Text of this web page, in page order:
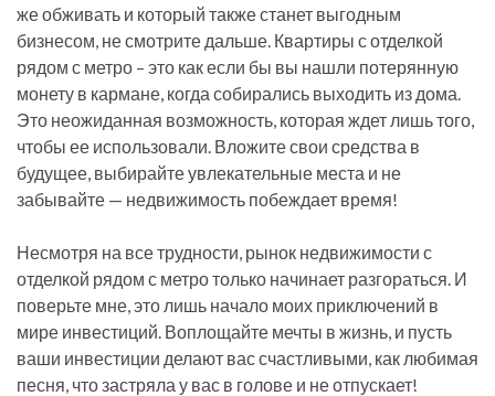
же обживать и который также станет выгодным
бизнесом, не смотрите дальше. Квартиры с отделкой
рядом с метро – это как если бы вы нашли потерянную
монету в кармане, когда собирались выходить из дома.
Это неожиданная возможность, которая ждет лишь того,
чтобы ее использовали. Вложите свои средства в
будущее, выбирайте увлекательные места и не
забывайте — недвижимость побеждает время!
Несмотря на все трудности, рынок недвижимости с
отделкой рядом с метро только начинает разгораться. И
поверьте мне, это лишь начало моих приключений в
мире инвестиций. Воплощайте мечты в жизнь, и пусть
ваши инвестиции делают вас счастливыми, как любимая
песня, что застряла у вас в голове и не отпускает!